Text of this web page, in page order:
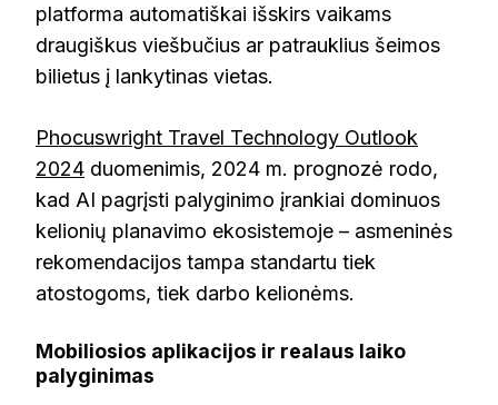
platforma automatiškai išskirs vaikams
draugiškus viešbučius ar patrauklius šeimos
bilietus į lankytinas vietas.
Phocuswright Travel Technology Outlook
2024 duomenimis, 2024 m. prognozė rodo,
kad AI pagrįsti palyginimo įrankiai dominuos
kelionių planavimo ekosistemoje – asmeninės
rekomendacijos tampa standartu tiek
atostogoms, tiek darbo kelionėms.
Mobiliosios aplikacijos ir realaus laiko
palyginimas